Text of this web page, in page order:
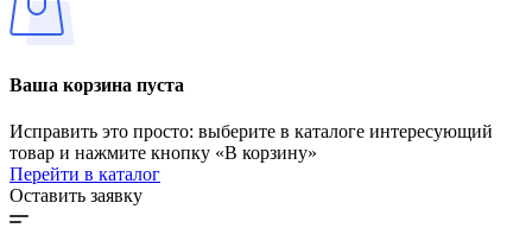
Ваша корзина пуста
Исправить это просто: выберите в каталоге интересующий
товар и нажмите кнопку «В корзину»
Перейти в каталог
Оставить заявку